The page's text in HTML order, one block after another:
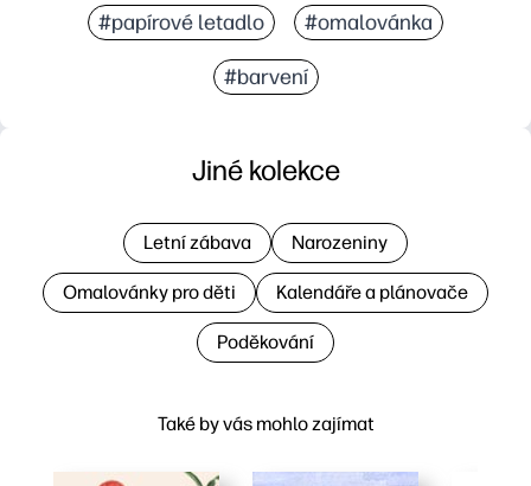
#papírové letadlo #omalovánka
#barvení
Také by vás mohlo zajímat
Jiné kolekce
Letní zábava Narozeniny
Omalovánky pro děti Kalendáře a plánovače
Poděkování